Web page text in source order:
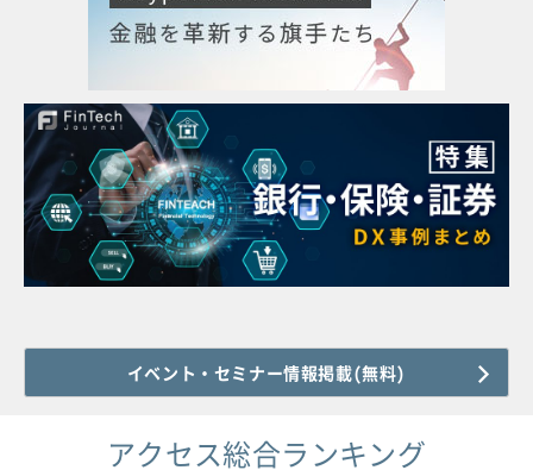
イベント・セミナー情報掲載(無料)
アクセス総合ランキング